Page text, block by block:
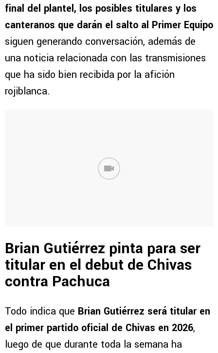
final del plantel, los posibles titulares y los
canteranos que darán el salto al Primer Equipo
siguen generando conversación, además de
una noticia relacionada con las transmisiones
que ha sido bien recibida por la afición
rojiblanca.
Brian Gutiérrez pinta para ser
titular en el debut de Chivas
contra Pachuca
Todo indica que Brian Gutiérrez será titular en
el primer partido oficial de Chivas en 2026,
luego de que durante toda la semana ha